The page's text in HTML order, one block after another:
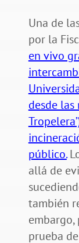
Una de
por la
en vivo
desde las
público.
allá de
también
embargo,
prueba